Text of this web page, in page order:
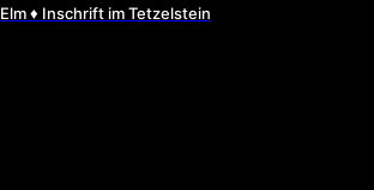
Elm ♦ Inschrift im Tetzelstein